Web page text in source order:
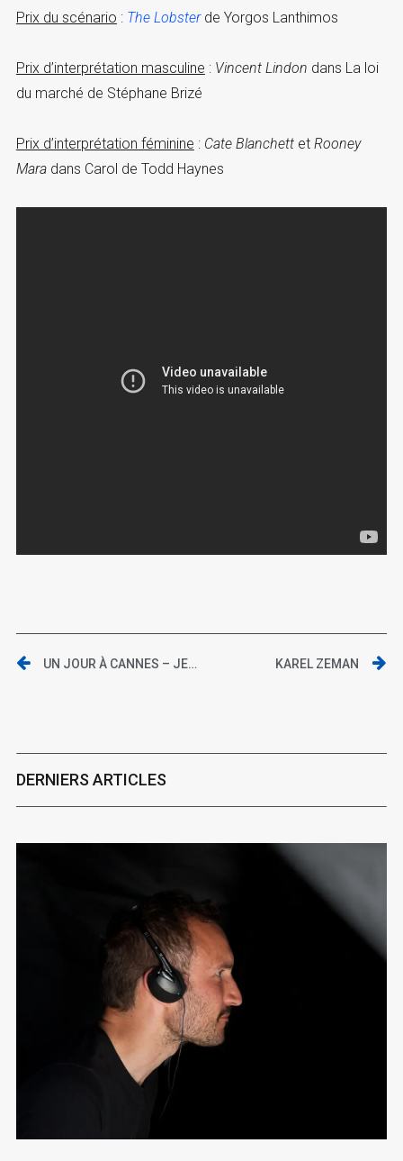
Prix du scénario : The Lobsterde Yorgos Lanthimos
Prix d’interprétation masculine : Vincent Lindon dans La loi
du marché de Stéphane Brizé
Prix d’interprétation féminine : Cate Blanchettet Rooney
Maradans Carol de Todd Haynes
UN JOUR À CANNES – JEUDI 21 MAI 2015 KAREL ZEMAN
DERNIERS ARTICLES